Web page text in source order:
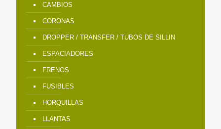
CAMBIOS
CORONAS
DROPPER / TRANSFER / TUBOS DE SILLIN
ESPACIADORES
FRENOS
FUSIBLES
HORQUILLAS
LLANTAS